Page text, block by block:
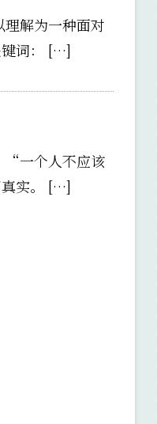
解为一种面对
键词： […]
“一个人不应该
真实。 […]